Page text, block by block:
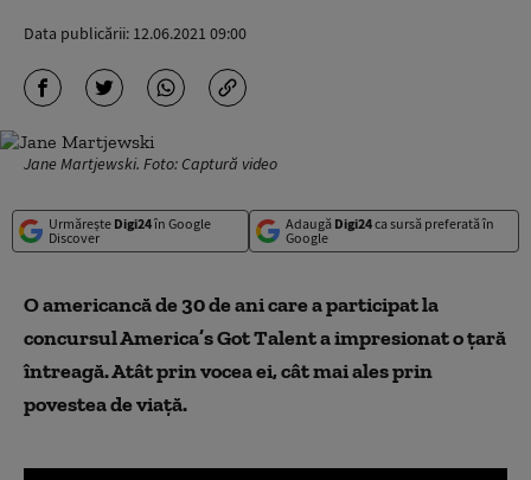
Data publicării: 12.06.2021 09:00
Jane Martjewski. Foto: Captură video
Urmărește Digi24în Google
Discover
Adaugă Digi24ca sursă preferată în
Google
O americancă de 30 de ani care a participat la
concursul America’s Got Talent a impresionat o țară
întreagă. Atât prin vocea ei, cât mai ales prin
povestea de viață.